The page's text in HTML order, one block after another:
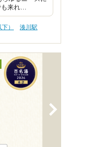
来れ…
）
湊川駅